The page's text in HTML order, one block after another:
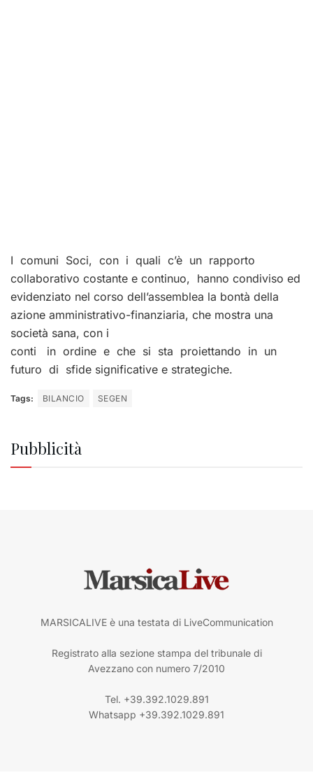
I comuni Soci, con i quali c’è un rapporto
collaborativo costante e continuo, hanno condiviso ed
evidenziato nel corso dell’assemblea la bontà della
azione amministrativo-finanziaria, che mostra una
società sana, con i
conti in ordine e che si sta proiettando in un
futuro di sfide significative e strategiche.
Tags: BILANCIO SEGEN
Pubblicità
MARSICALIVE è una testata di LiveCommunication
Registrato alla sezione stampa del tribunale di
Avezzano con numero 7/2010
Tel. +39.392.1029.891
Whatsapp +39.392.1029.891